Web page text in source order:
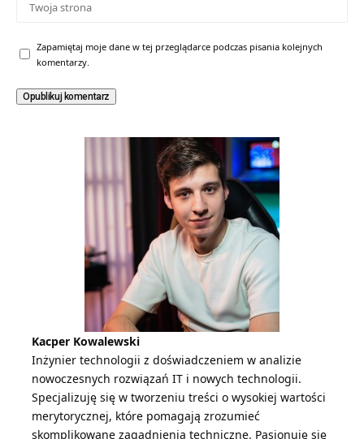
Zapamiętaj moje dane w tej przeglądarce podczas pisania kolejnych
komentarzy.
Kacper Kowalewski
Inżynier technologii z doświadczeniem w analizie
nowoczesnych rozwiązań IT i nowych technologii.
Specjalizuję się w tworzeniu treści o wysokiej wartości
merytorycznej, które pomagają zrozumieć
skomplikowane zagadnienia techniczne. Pasjonuję się